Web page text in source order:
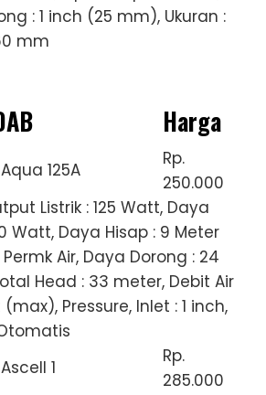
: 1 inch (25 mm), Ukuran :
mm
Harga
125A
Rp.
250.000
Listrik : 125 Watt, Daya
Watt, Daya Hisap : 9 Meter
Air, Daya Dorong : 24
Head : 33 meter, Debit Air
Pressure, Inlet : 1 inch,
1
Rp.
285.000